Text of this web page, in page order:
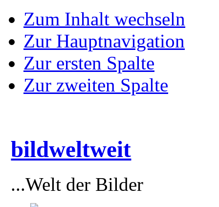
Zum Inhalt wechseln
Zur Hauptnavigation
Zur ersten Spalte
Zur zweiten Spalte
bildweltweit
...Welt der Bilder